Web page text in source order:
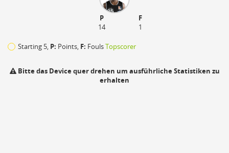
P
F
14
1
Starting 5, P: Points, F: FoulsTopscorer
Bitte das Device quer drehen um ausführliche Statistiken zu
erhalten